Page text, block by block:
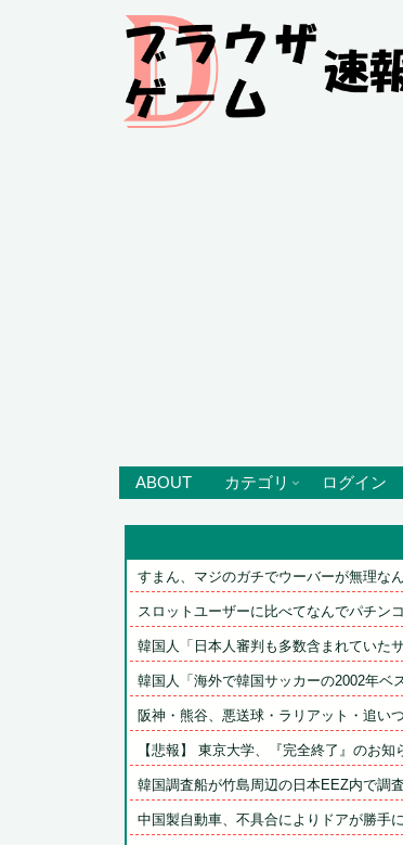
ABOUT カテゴリ ログイン
すまん、マジのガチでウーバーが無理な
スロットユーザーに比べてなんでパチン
韓国人「日本人審判も多数含まれていた
韓国人「海外で韓国サッカーの2002年ベ
阪神・熊谷、悪送球・ラリアット・追い
【悲報】 東京大学、『完全終了』のお知
韓国調査船が竹島周辺の日本EEZ内で調
中国製自動車、不具合によりドアが勝手